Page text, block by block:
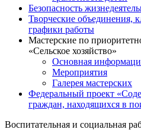
Безопасность
Творческие
графики работы
Мастерские по
«Сельское хозяйство»
Основная
Мероприятия
Галерея мастерских
Федеральный проект
граждан, находящихся в
Воспитательная и социальная